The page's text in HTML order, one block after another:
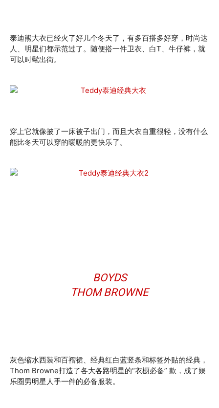
泰迪熊大衣已经火了好几个冬天了，有多百搭多好穿，时尚达
人、明星们都示范过了。随便搭一件卫衣、白T、牛仔裤，就
可以时髦出街。
穿上它就像披了一床被子出门，而且大衣自重很轻，没有什么
能比冬天可以穿的暖暖的更快乐了。
BOYDS
THOM BROWNE
灰色缩水西装和百褶裙、经典红白蓝竖条和标签外贴的经典，
Thom Browne打造了各大各路明星的“衣橱必备” 款，成了娱
乐圈男明星人手一件的必备服装。